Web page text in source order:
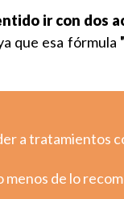
ir con dos
que esa fórmula
a tratamientos
de lo